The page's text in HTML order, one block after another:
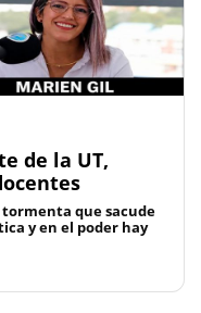
de la UT,
que sacude
y en el poder hay